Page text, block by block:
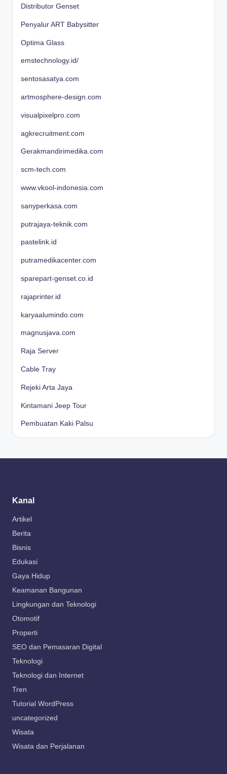
Distributor Genset
Penyalur ART Babysitter
Optima Glass
emstechnology.id/
sentosasatya.com
artmosphere-design.com
visualpixelpro.com
agkrecruitment.com
Gerakmandirimedika.com
scm-tech.com
www.vkool-indonesia.com
sanyperkasa.com
putrajaya-teknik.com
pastelink.id
putramedikacenter.com
sparepart-genset.co.id
rajaprinter.id
karyaalumindo.com
magnusjava.com
Raja Server
Cable Tray
Rejeki Arta Jaya
Kintamani Jeep Tour
Pembuatan Kaki Palsu
Kanal
Artikel
Berita
Bisnis
Edukasi
Gaya Hidup
Keamanan Bangunan
Lingkungan dan Teknologi
Otomotif
Properti
SEO dan Pemasaran Digital
Teknologi
Teknologi dan Internet
Tren
Tutorial WordPress
uncategorized
Wisata
Wisata dan Perjalanan